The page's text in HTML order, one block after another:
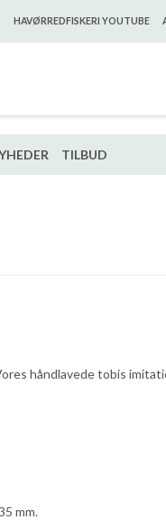
HAVØRREDFISKERI YOUTUBE
TILBUD
håndlavede tobis
mm.